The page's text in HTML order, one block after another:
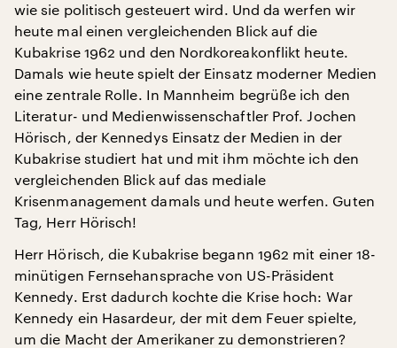
wie sie politisch gesteuert wird. Und da werfen wir
heute mal einen vergleichenden Blick auf die
Kubakrise 1962 und den Nordkoreakonflikt heute.
Damals wie heute spielt der Einsatz moderner Medien
eine zentrale Rolle. In Mannheim begrüße ich den
Literatur- und Medienwissenschaftler Prof. Jochen
Hörisch, der Kennedys Einsatz der Medien in der
Kubakrise studiert hat und mit ihm möchte ich den
vergleichenden Blick auf das mediale
Krisenmanagement damals und heute werfen. Guten
Tag, Herr Hörisch!
Herr Hörisch, die Kubakrise begann 1962 mit einer 18-
minütigen Fernsehansprache von US-Präsident
Kennedy. Erst dadurch kochte die Krise hoch: War
Kennedy ein Hasardeur, der mit dem Feuer spielte,
um die Macht der Amerikaner zu demonstrieren?